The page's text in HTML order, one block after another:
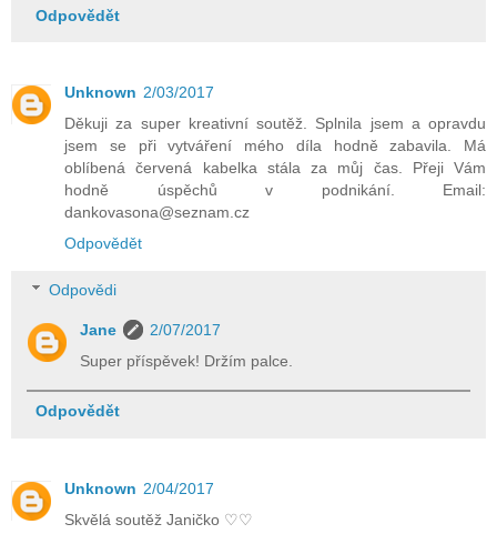
Odpovědět
Unknown 2/03/2017
Děkuji za super kreativní soutěž. Splnila jsem a opravdu
jsem se při vytváření mého díla hodně zabavila. Má
oblíbená červená kabelka stála za můj čas. Přeji Vám
hodně úspěchů v podnikání. Email:
dankovasona@seznam.cz
Odpovědět
Odpovědi
Jane
2/07/2017
Super příspěvek! Držím palce.
Odpovědět
Unknown 2/04/2017
Skvělá soutěž Janičko ♡♡